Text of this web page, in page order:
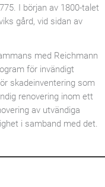
I början av 1800-talet
gård, vid sidan av
med Reichmann
för invändigt
skadeinventering som
renovering inom ett
av utvändiga
i samband med det.